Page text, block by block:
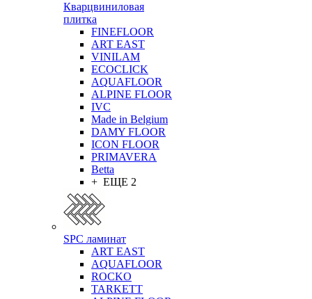
Кварцвиниловая
плитка
FINEFLOOR
ART EAST
VINILAM
ECOCLICK
AQUAFLOOR
ALPINE FLOOR
IVC
Made in Belgium
DAMY FLOOR
ICON FLOOR
PRIMAVERA
Betta
+ ЕЩЕ 2
SPC ламинат
ART EAST
AQUAFLOOR
ROCKO
TARKETT